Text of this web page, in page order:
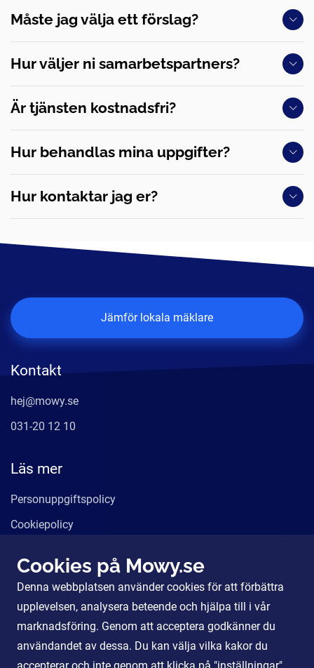
Måste jag välja ett förslag?
Hur väljer ni samarbetspartners?
Är tjänsten kostnadsfri?
Hur behandlas mina uppgifter?
Hur kontaktar jag er?
Kontakt
hej@mowy.se
031-20 12 10
Läs mer
Personuppgiftspolicy
Cookiepolicy
Våra tjänster
För Partners
Jämför lokala mäklare
Cookies på Mowy.se
Denna webbplatsen använder cookies för att förbättra
upplevelsen, analysera beteende och hjälpa till i vår
marknadsföring. Genom att acceptera godkänner du
användandet av dessa. Du kan välja vilka kakor du